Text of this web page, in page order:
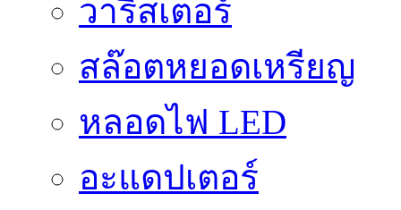
วาริสเตอร์
สล๊อตหยอดเหรียญ
หลอดไฟ LED
อะแดปเตอร์